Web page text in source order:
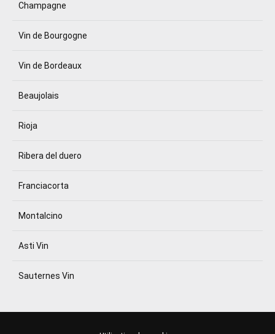
Champagne
Vin de Bourgogne
Vin de Bordeaux
Beaujolais
Rioja
Ribera del duero
Franciacorta
Montalcino
Asti Vin
Sauternes Vin